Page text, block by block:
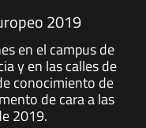
2019
en el campus de
y en las calles de
conocimiento de
de cara a las
2019.